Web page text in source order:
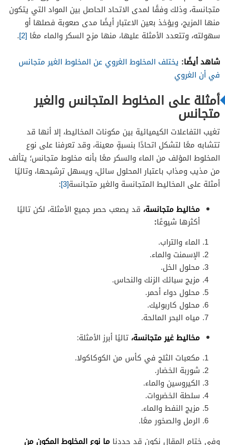
متجانسة، وذلك وفقًا لمدى الاتحاد الحاصل بين المواد التي يتكون
منها المزيج، ويؤخذ بعين الاعتبار أيضًا مدى صعوبة فصلها أو
سهولته، وتتعدد الأمثلة عليها، منها مزج السكر والماء معًا [2]
.
شاهد أيضًا: يختلف المخلوط الغروي عن المخلوط الغير متجانس
في أن الغروي
أمثلة على المخلوط المتجانس والغير
متجانس
تغيب التفاعلات الكيميائية بين مكونات المخاليط، إلا أنها قد
تتشابه معًا لتشكل اتحادًا بنسبةٍ معينة، وقد تعرفنا على نوع
المخلوط المؤلف من الماء والسكر معًا بأنه مخلوط متجانس؛ يتألف
من مذيب ومذاب باعتبار المحلول سائل، ويسهل ترشيحها، وتاليًا
أمثلة على المخاليط المتجانسة والغير متجانسة[3]
:
مخاليط متجانسة، قد يصعب حصر جميع الأمثلة، لكن تاليًا
أكثرها شيوعًا:
الماء والتراب.
الإسمنت والماء.
محلول الخل.
مزيج سبائك الزنك والنحاس.
محلول دواء أحمر.
محلول كاربوليك.
مياه البحر المالحة.
مخاليط غير متجانسة، تاليًا أبرز الأمثلة:
مكعبات الثلج في كأس من الكوكاكولا.
شوربة الخضار.
الكيروسين والماء.
سلطة الخضروات.
مزيج النفط والماء.
الرمل والصخور معًا.
وفي ختام المقال نكون قد حددنا ما نوع المخلوط المكون من